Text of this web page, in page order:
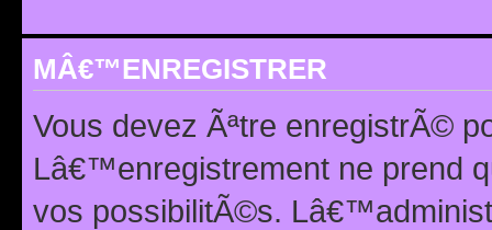
MÂ€™ENREGISTRER
Vous devez Ãªtre enregistrÃ©
Lâ€™enregistrement ne prend
vos possibilitÃ©s.